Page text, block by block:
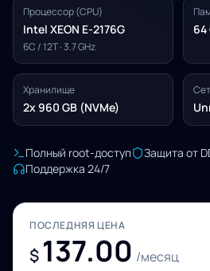
Процессор (CPU)
Intel XEON E-2176G
6C / 12T · 3.7 GHz
64
Хранилище
2x 960 GB (NVMe)
Полный root-доступ Защита от
Поддержка 24/7
ПОСЛЕДНЯЯ ЦЕНА
$ 137.00 /месяц